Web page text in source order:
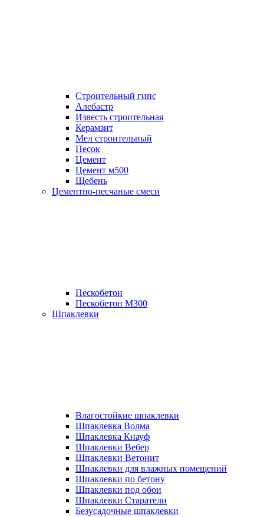
Строительный гипс
Алебастр
Известь строительная
Керамзит
Мел строительный
Песок
Цемент
Цемент м500
Щебень
Цементно-песчаные смеси
Пескобетон
Пескобетон М300
Шпаклевки
Влагостойкие шпаклевки
Шпаклевка Волма
Шпаклевка Кнауф
Шпаклевки Вебер
Шпаклевки Ветонит
Шпаклевки для влажных помещений
Шпаклевки по бетону
Шпаклевки под обои
Шпаклевки Старатели
Безусадочные шпаклевки